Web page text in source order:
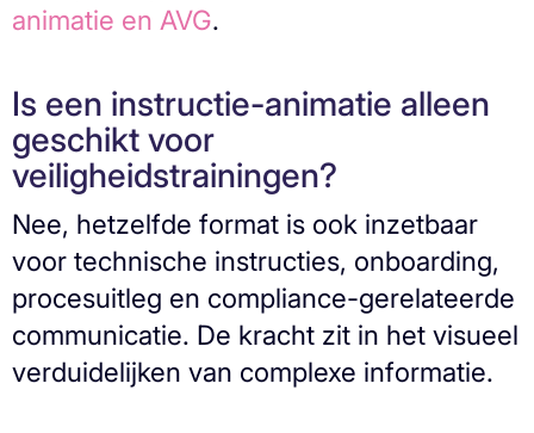
animatie en AVG.
Is een instructie-animatie alleen
geschikt voor
veiligheidstrainingen?
Nee, hetzelfde format is ook inzetbaar
voor technische instructies, onboarding,
procesuitleg en compliance-gerelateerde
communicatie. De kracht zit in het visueel
verduidelijken van complexe informatie.